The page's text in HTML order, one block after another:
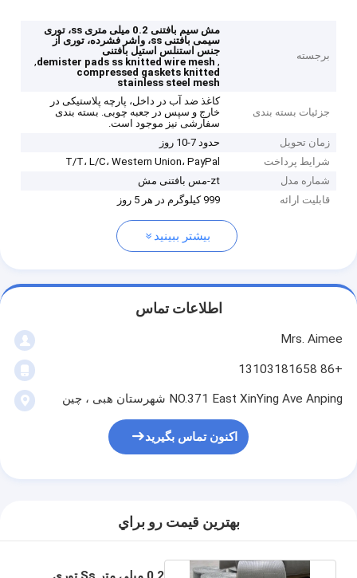
برجسته
مش سیم بافتنی 0.2 میلی متری ss، توری
سیمی بافتنی ss، واشر فشرده، توری از
جنس استنلس استیل بافتنی
,
demister pads ss knitted wire mesh
,
compressed gaskets knitted
stainless steel mesh
جزئیات بسته بندی
کاغذ ضد آب در داخل، پارچه پلاستیکی در
خارج و سپس در جعبه چوبی. بسته بندی
سفارشی نیز موجود است.
زمان تحویل
حدود 7-10 روز
شرایط پرداخت
T/T، L/C، Western Union، PayPal
شماره مدل
zt-مس بافتنی مش
قابلیت ارائه
999 کیلوگرم در هر 5 روز
بیشتر ببینید
اطلاعات تماس
Mrs. Aimee
+86 13103181658
NO.371 East XinYing Ave Anping شهرستان هبی ، چین
اکنون تماس بگیرید
بهترين قيمت رو براي